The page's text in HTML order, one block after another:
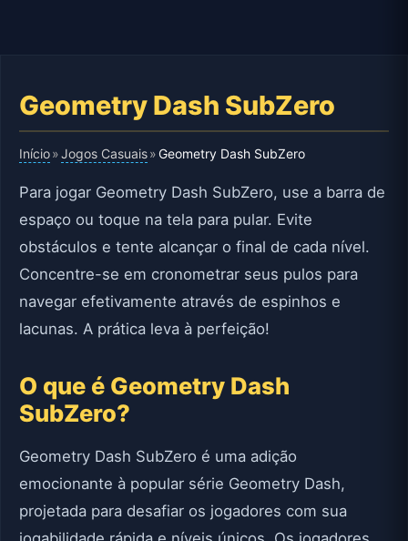
Geometry Dash SubZero
Início»Jogos Casuais»Geometry Dash SubZero
Para jogar Geometry Dash SubZero, use a barra de
espaço ou toque na tela para pular. Evite
obstáculos e tente alcançar o final de cada nível.
Concentre-se em cronometrar seus pulos para
navegar efetivamente através de espinhos e
lacunas. A prática leva à perfeição!
O que é Geometry Dash
SubZero?
Geometry Dash SubZero é uma adição
emocionante à popular série Geometry Dash,
projetada para desafiar os jogadores com sua